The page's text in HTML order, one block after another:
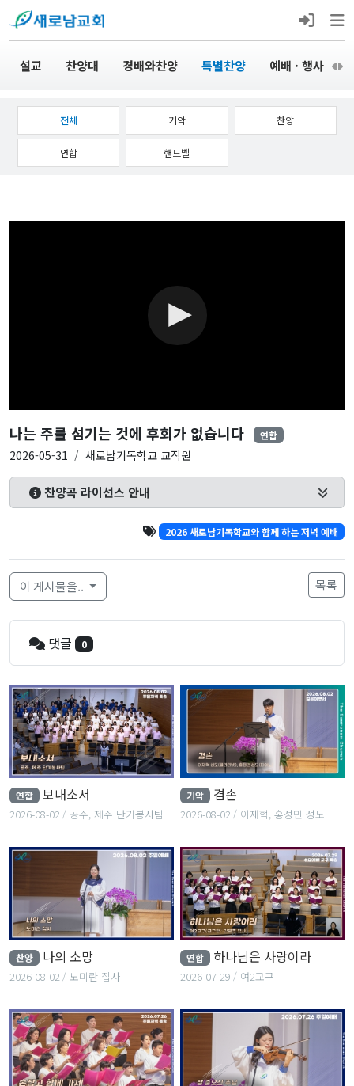
설교 찬양대 경배와찬양 특별찬양 예배 · 행사
전체 기악 찬양
연합 핸드벨
나는 주를 섬기는 것에 후회가 없습니다 연합
2026-05-31 새로남기독학교 교직원
찬양곡 라이선스 안내
2026 새로남기독학교와 함께 하는 저녁 예배
이 게시물을.. 목록
댓글 0
연합 보내소서
2026-08-02 공주, 제주 단기봉사팀
기악 겸손
2026-08-02 이재혁, 홍정민 성도
찬양 나의 소망
2026-08-02 노미란 집사
연합 하나님은 사랑이라
2026-07-29 여2교구